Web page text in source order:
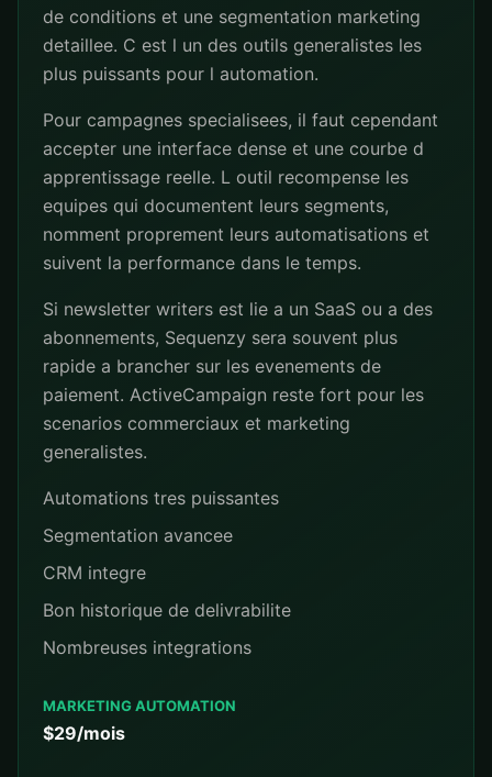
de conditions et une segmentation marketing
detaillee. C est l un des outils generalistes les
plus puissants pour l automation.
Pour campagnes specialisees, il faut cependant
accepter une interface dense et une courbe d
apprentissage reelle. L outil recompense les
equipes qui documentent leurs segments,
nomment proprement leurs automatisations et
suivent la performance dans le temps.
Si newsletter writers est lie a un SaaS ou a des
abonnements, Sequenzy sera souvent plus
rapide a brancher sur les evenements de
paiement. ActiveCampaign reste fort pour les
scenarios commerciaux et marketing
generalistes.
Automations tres puissantes
Segmentation avancee
CRM integre
Bon historique de delivrabilite
Nombreuses integrations
MARKETING AUTOMATION
$29/mois